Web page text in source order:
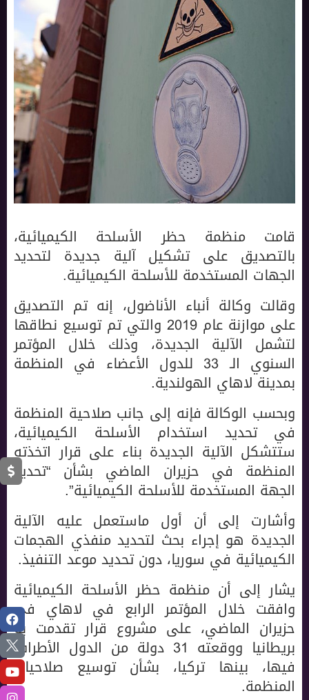
قامت منظمة حظر الأسلحة الكيميائية،
بالتصديق على تشكيل آلية جديدة لتحديد
الجهات المستخدمة للأسلحة الكيميائية.
وقالت وكالة أنباء الأناضول، إنه تم التصديق
على موازنة عام 2019 والتي تم توسيع نطاقها
لتشمل الآلية الجديدة، وذلك خلال المؤتمر
السنوي الـ 33 للدول الأعضاء في المنظمة
بمدينة لاهاي الهولندية.
وبحسب الوكالة فإنه إلى جانب صلاحية المنظمة
في تحديد استخدام الأسلحة الكيميائية،
ستتشكل الآلية الجديدة بناء على قرار اتخذته
المنظمة في حزيران الماضي بشأن “تحديد
الجهة المستخدمة للأسلحة الكيميائية”.
وأشارت إلى أن أول ماستعمل عليه الآلية
الجديدة هو إجراء بحث لتحديد منفذي الهجمات
الكيميائية في سوريا، دون تحديد موعد التنفيذ.
يشار إلى أن منظمة حظر الأسلحة الكيميائية
وافقت خلال المؤتمر الرابع في لاهاي في
حزيران الماضي، على مشروع قرار تقدمت به
بريطانيا ووقعته 31 دولة من الدول الأطراف
فيها، بينها تركيا، بشأن توسيع صلاحيات
المنظمة.